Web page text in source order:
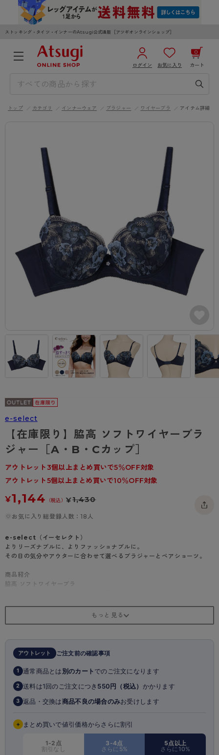
ストッキング・タイツ・インナーのAtsugi公式通販［アツギオンラインショップ］
ログイン お気に入り カート
0
3,980円以上のご購入で送料無料
WOMEN KIDS
カテゴリから探す
レッグウェア
ストッキング
- 無地ストッキング
- 柄ストッキング
- 着圧ストッキング
- パンティ部レスストッキング
タイツ
- 柄タイツ
- ひざ下丈タイツ
- 着圧タイツ
ソックス・靴下
レギンス・スパッツ
インナーウェア
ブラジャー
- ノンワイヤーブラ
- ブラトップ
ショーツ
- レギュラーショーツ
肌着・インナー
- 長袖（七分袖以上）
- タンクトップ
- カップ付きインナー
ライフスタイルウェア
ルームウェア・パジャマ
アクティブ・スポーツ
- スポーツブラ
雑貨・小物
レッグウエア
ソックス・靴下
クルー・レギュラー丈ソックス
スニーカー丈・くるぶし丈ソックス
インナーウエア
メンズパンツ
ボクサー
Tバック・ビキニ
肌着・インナー
ライフスタイルウェア
ルームウェア・パジャマ
レッグウエア
タイツ
ソックス・靴下
クルー・レギュラー丈ソックス
ハイソックス
スクールソックス
インナーウエア
ブラジャー
ノンワイヤーブラ
スポーツブラ
ショーツ
レギュラーショーツ
ブランドから探す
AZGI
スゴスト
フェイクタイツ
hotto comfort
スクールタイム
みんなの、みんなの。
CLINICAL
商品選びのお手伝い
私に似合う、ストッキング選び
タイツの選び方
ご利用ガイド
はじめての方へ
よくある質問（FAQ）
配送方法について
返品・交換について
お問い合わせについて
トップ カテゴリ インナーウェア ブラジャー ワイヤーブラ アイテム詳細
e-select
【在庫限り】脇高 ソフトワイヤーブラ
ジャー［A・B・Cカップ］
アウトレット3個以上まとめ買いで5％OFF対象
アウトレット5個以上まとめ買いで10％OFF対象
¥1,144 （税込） ¥1,430
お気に入り総登録人数：18人
e-select（イーセレクト）
よりリーズナブルに、よりファッショナブルに。
その日の気分やアウターに合わせて選べるブラジャーとペアショーツ。
商品紹介
脇高 ソフトワイヤーブラ
・ソフトワイヤーで肌あたりが優しい
・肩紐ストラップ調節可能
・調節自在な4列フック
★コーディネートブラジャーD・Eカップ（品番:97449GS）はこちら！
★コーディネートショーツ（品番:84449AS）はこちら！
※商品画像はできる限り実物の色に近づけるよう調整しておりますが、
と色味が異なる
※商品の特性上、生地の取り位置によりレース・柄の出方に多少の個体差
がございます。
アウトレット ご注文前の確認事項
1 通常商品とは別のカートでのご注文になります
2 送料は1回のご注文につき 550円（税込） かかります
3 返品・交換は商品不良の場合のみお受けします
+ まとめ買いで値引価格からさらに割引
1-2点
割引なし
3-4点
さらに5%
5点以上
さらに10%